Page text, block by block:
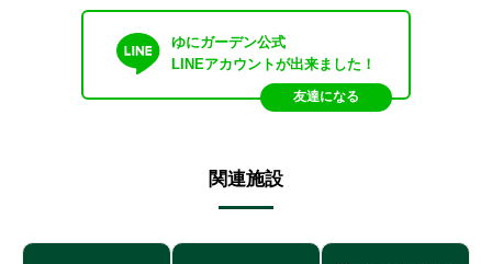
ゆにガーデン公式
LINEアカウントが出来ました！
友達になる
関連施設